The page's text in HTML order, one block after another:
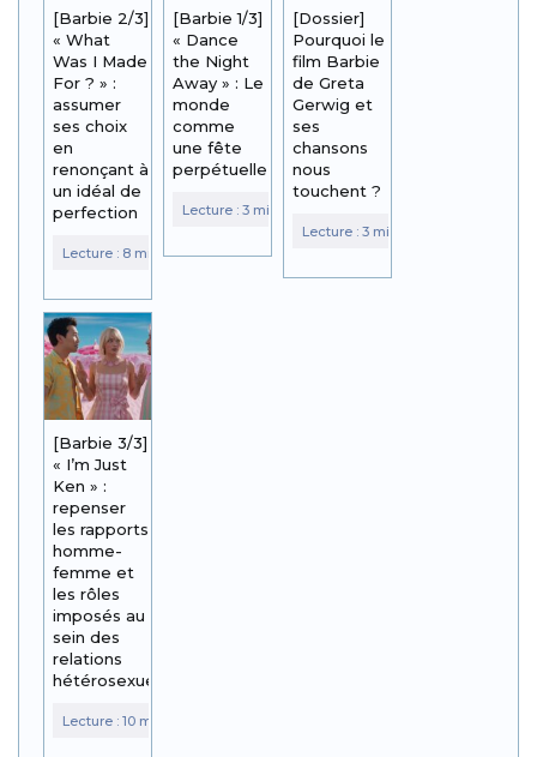
[Barbie 2/3]
« What
Was I Made
For ? » :
assumer
ses choix
en
renonçant à
un idéal de
perfection
[Barbie 1/3]
« Dance
the Night
Away » : Le
monde
comme
une fête
perpétuelle
[Dossier]
Pourquoi le
film Barbie
de Greta
Gerwig et
ses
chansons
nous
touchent ?
[Barbie 3/3]
« I’m Just
Ken » :
repenser
les rapports
homme-
femme et
les rôles
imposés au
sein des
relations
hétérosexuelles